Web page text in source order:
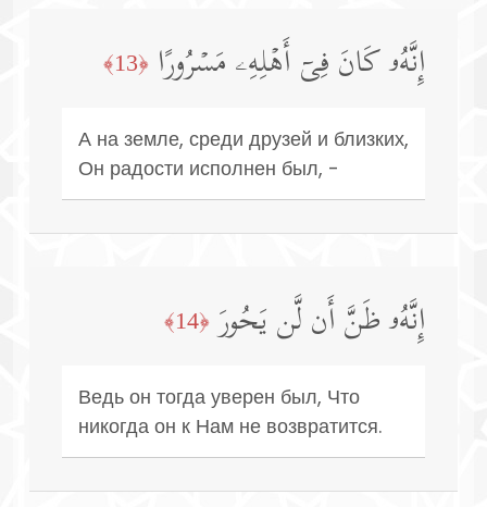
إِنَّهُۥ كَانَ فِیۤ أَهۡلِهِۦ مَسۡرُورًا ﴿13﴾
А на земле, среди друзей и близких,
Он радости исполнен был, -
إِنَّهُۥ ظَنَّ أَن لَّن یَحُورَ ﴿14﴾
Ведь он тогда уверен был, Что
никогда он к Нам не возвратится.